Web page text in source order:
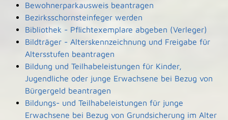
Bewohnerparkausweis beantragen
Bezirksschornsteinfeger werden
Bibliothek - Pflichtexemplare abgeben (Verleger)
Bildträger - Alterskennzeichnung und Freigabe für
Altersstufen beantragen
Bildung und Teilhabeleistungen für Kinder,
Jugendliche oder junge Erwachsene bei Bezug von
Bürgergeld beantragen
Bildungs- und Teilhabeleistungen für junge
Erwachsene bei Bezug von Grundsicherung im Alter